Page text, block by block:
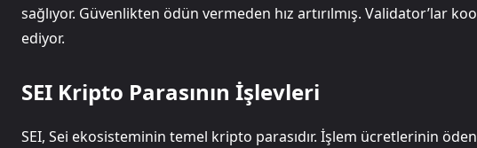
sağlıyor. Güvenlikten ödün vermeden hız artırılmış. Validator’lar
ediyor.
SEI Kripto Parasının İşlevleri
SEI, Sei ekosisteminin temel kripto parasıdır. İşlem ücretlerinin